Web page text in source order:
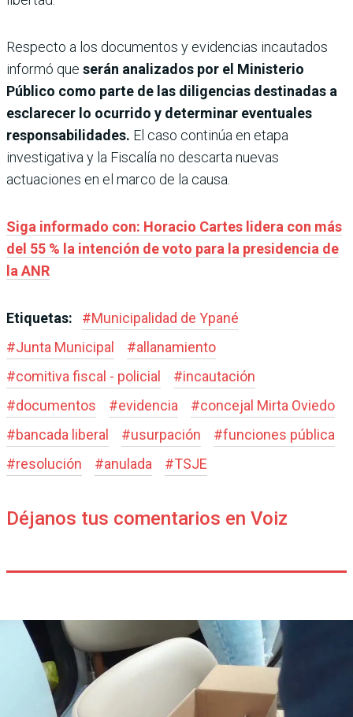
Respecto a los documentos y evidencias incautados
informó que serán analizados por el Ministerio
Público como parte de las diligencias destinadas a
esclarecer lo ocurrido y determinar eventuales
responsabilidades. El caso continúa en etapa
investigativa y la Fiscalía no descarta nuevas
actuaciones en el marco de la causa.
Siga informado con: Horacio Cartes lidera con más
del 55 % la intención de voto para la presidencia de
la ANR
Etiquetas: #Municipalidad de Ypané
#Junta Municipal #allanamiento
#comitiva fiscal - policial #incautación
#documentos #evidencia #concejal Mirta Oviedo
#bancada liberal #usurpación #funciones pública
#resolución #anulada #TSJE
Déjanos tus comentarios en Voiz